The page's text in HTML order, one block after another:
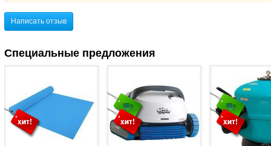
Написать отзыв
Специальные предложения